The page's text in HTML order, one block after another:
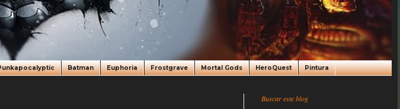
Batman Euphoria Frostgrave Mortal Gods HeroQuest Pintura
Buscar este blog